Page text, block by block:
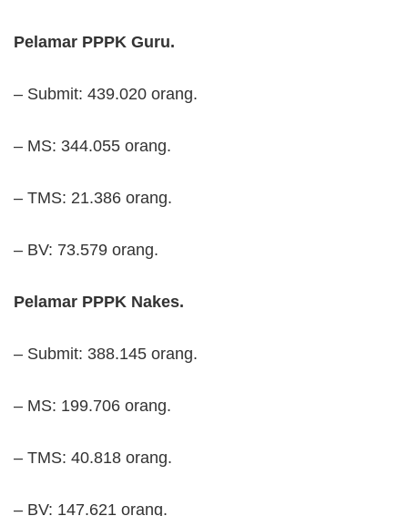
Pelamar PPPK Guru.
– Submit: 439.020 orang.
– MS: 344.055 orang.
– TMS: 21.386 orang.
– BV: 73.579 orang.
Pelamar PPPK Nakes.
– Submit: 388.145 orang.
– MS: 199.706 orang.
– TMS: 40.818 orang.
– BV: 147.621 orang.